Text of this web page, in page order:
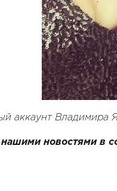
аккаунт Владимира
нашими новостями в